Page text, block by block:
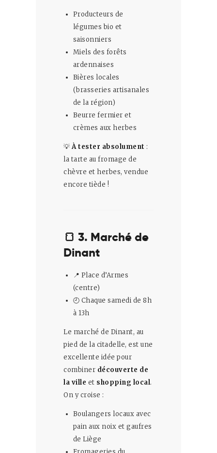
Producteurs de
légumes bio et
saisonniers
Miels des forêts
ardennaises
Bières locales
(brasseries artisanales
de la région)
Beurre fermier et
crèmes aux herbes
💡À tester absolument :
la tarte au fromage de
chèvre et herbes, vendue
encore tiède !
🍞 3. Marché de
Dinant
📍 Place d’Armes
(centre)
🕘 Chaque samedi de 8h
à 13h
Le marché de Dinant, au
pied de la citadelle, est une
excellente idée pour
combiner découverte de
la ville et shopping local.
On y croise :
Boulangers locaux avec
pain aux noix et gaufres
de Liège